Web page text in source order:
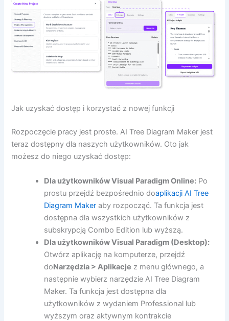
Jak uzyskać dostęp i korzystać z nowej funkcji
Rozpoczęcie pracy jest proste. AI Tree Diagram Maker jest
teraz dostępny dla naszych użytkowników. Oto jak
możesz do niego uzyskać dostęp:
Dla użytkowników Visual Paradigm Online: Po
prostu przejdź bezpośrednio doaplikacji AI Tree
Diagram Maker aby rozpocząć. Ta funkcja jest
dostępna dla wszystkich użytkowników z
subskrypcją Combo Edition lub wyższą.
Dla użytkowników Visual Paradigm (Desktop):
Otwórz aplikację na komputerze, przejdź
doNarzędzia > Aplikacje z menu głównego, a
następnie wybierz narzędzie AI Tree Diagram
Maker. Ta funkcja jest dostępna dla
użytkowników z wydaniem Professional lub
wyższym oraz aktywnym kontrakcie